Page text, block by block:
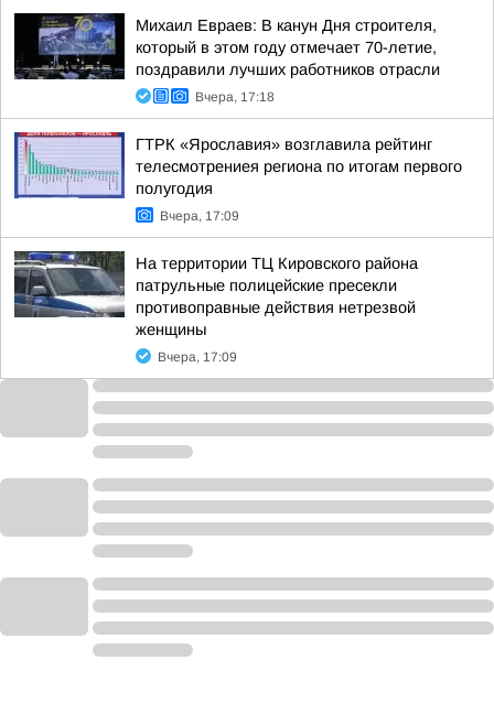
Михаил Евраев: В канун Дня строителя,
который в этом году отмечает 70-летие,
поздравили лучших работников отрасли
Вчера, 17:18
ГТРК «Ярославия» возглавила рейтинг
телесмотрениея региона по итогам первого
полугодия
Вчера, 17:09
На территории ТЦ Кировского района
патрульные полицейские пресекли
противоправные действия нетрезвой
женщины
Вчера, 17:09